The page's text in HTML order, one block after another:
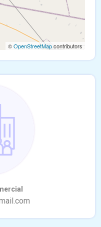
©OpenStreetMapcontributors